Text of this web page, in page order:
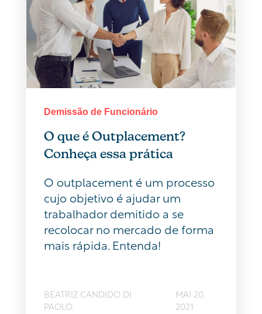
Demissão de Funcionário
O que é Outplacement?
Conheça essa prática
O outplacement é um processo
cujo objetivo é ajudar um
trabalhador demitido a se
recolocar no mercado de forma
mais rápida. Entenda!
BEATRIZ CANDIDO DI
PAOLO
MAI 20,
2021